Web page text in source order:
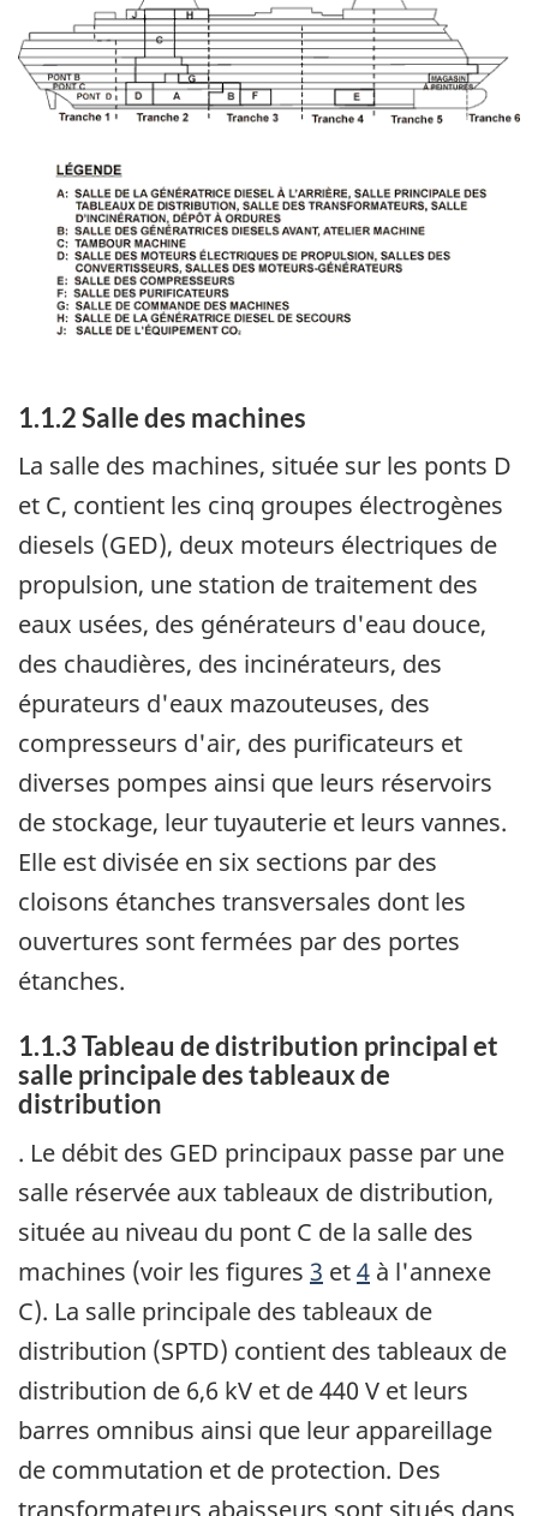
1.1.2 Salle des machines
La salle des machines, située sur les ponts D
et C, contient les cinq groupes électrogènes
diesels (GED), deux moteurs électriques de
propulsion, une station de traitement des
eaux usées, des générateurs d'eau douce,
des chaudières, des incinérateurs, des
épurateurs d'eaux mazouteuses, des
compresseurs d'air, des purificateurs et
diverses pompes ainsi que leurs réservoirs
de stockage, leur tuyauterie et leurs vannes.
Elle est divisée en six sections par des
cloisons étanches transversales dont les
ouvertures sont fermées par des portes
étanches.
1.1.3 Tableau de distribution principal et
salle principale des tableaux de
distribution
. Le débit des GED principaux passe par une
salle réservée aux tableaux de distribution,
située au niveau du pont C de la salle des
machines (voir les figures 3 et4 à l'annexe
C). La salle principale des tableaux de
distribution (SPTD) contient des tableaux de
distribution de 6,6 kV et de 440 V et leurs
barres omnibus ainsi que leur appareillage
de commutation et de protection. Des
transformateurs abaisseurs sont situés dans